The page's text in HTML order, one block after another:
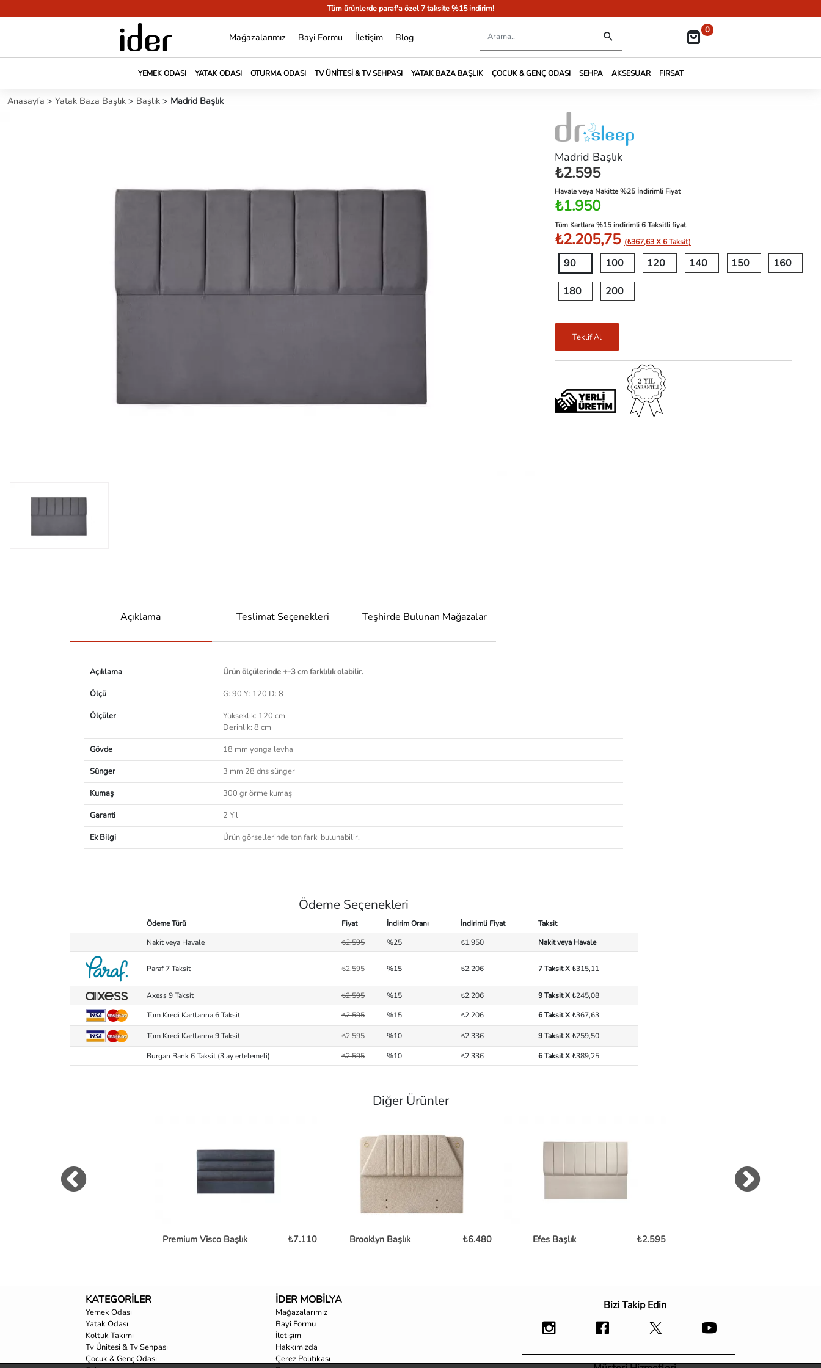
Tüm ürünlerde paraf'a özel 7 taksite %15 indirim!
Mağazalarımız Bayi Formu İletişim Blog
0
YEMEK ODASI YATAK ODASI OTURMA ODASI TV ÜNITESI & TV SEHPASI YATAK BAZA BAŞLIK ÇOCUK & GENÇ ODASI SEHPA AKSESUAR FIRSAT
Anasayfa > Yatak Baza Başlık > Başlık > Madrid Başlık
Madrid Başlık
₺2.595
Havale veya Nakitte %25 İndirimli Fiyat
₺1.950
Tüm Kartlara %15 indirimli 6 Taksitli fiyat
₺2.205,75 (₺367,63 X 6 Taksit)
90 100 120 140 150 160
180 200
Teklif Al
Açıklama Teslimat Seçenekleri Teşhirde Bulunan Mağazalar
Açıklama
Ürün ölçülerinde +-3 cm farklılık olabilir.
Ölçü
G: 90 Y: 120 D: 8
Ölçüler
Yükseklik: 120 cm
Derinlik: 8 cm
Gövde
18 mm yonga levha
Sünger
3 mm 28 dns sünger
Kumaş
300 gr örme kumaş
Garanti
2 Yıl
Ek Bilgi
Ürün görsellerinde ton farkı bulunabilir.
Ödeme Seçenekleri
Ödeme Türü Fiyat İndirim Oranı İndirimli Fiyat
Taksit
Nakit veya Havale
₺2.595 %25 ₺1.950 Nakit veya Havale
Paraf 7 Taksit ₺2.595 %15 ₺2.206 7 Taksit X₺315,11
Axess 9 Taksit ₺2.595 %15 ₺2.206 9 Taksit X₺245,08
Tüm Kredi Kartlarına 6 Taksit
₺2.595 %15 ₺2.206 6 Taksit X₺367,63
Tüm Kredi Kartlarına 9 Taksit ₺2.595 %10 ₺2.336 9 Taksit X₺259,50
Burgan Bank 6 Taksit (3 ay ertelemeli) ₺2.595 %10 ₺2.336 6 Taksit X₺389,25
Diğer Ürünler
Premium Visco Başlık ₺7.110 Brooklyn Başlık ₺6.480 Efes Başlık ₺2.595
KATEGORİLER
Yemek Odası
Yatak Odası
Koltuk Takımı
Tv Ünitesi & Tv Sehpası
Çocuk & Genç Odası
İDER MOBİLYA
Mağazalarımız
Bayi Formu
İletişim
Hakkımızda
Çerez Politikası
Bizi Takip Edin